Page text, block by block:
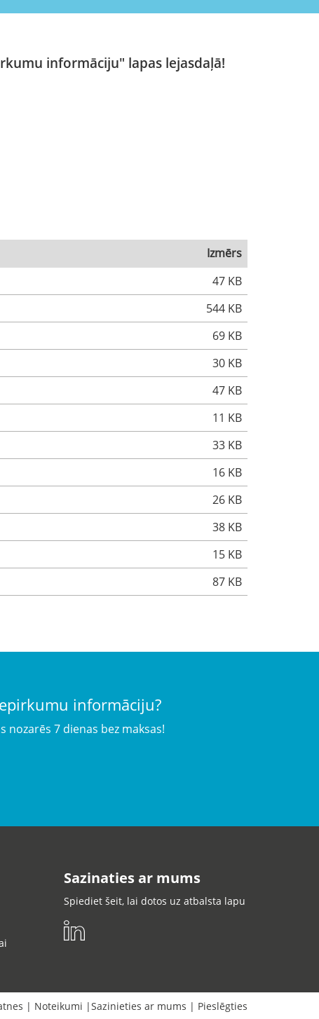
informāciju" lapas lejasdaļā!
Izmērs
47 KB
544 KB
69 KB
30 KB
47 KB
11 KB
33 KB
16 KB
26 KB
38 KB
15 KB
87 KB
informāciju?
7 dienas bez maksas!
Sazinaties ar mums
Spiediet šeit, lai dotos uz atbalsta lapu
| Noteikumi |Sazinieties ar mums | Pieslēgties